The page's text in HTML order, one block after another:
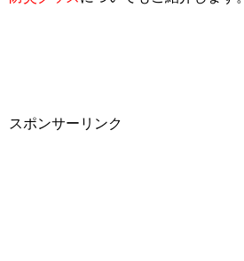
スポンサーリンク